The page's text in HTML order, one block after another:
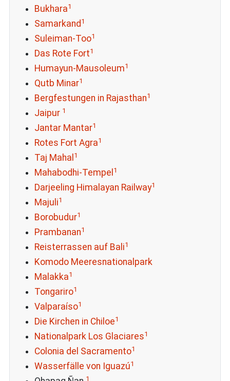
Bukhara1
Samarkand 1
Suleiman-Too1
Das Rote Fort1
Humayun-Mausoleum1
Qutb Minar1
Bergfestungen in Rajasthan1
Jaipur 1
Jantar Mantar1
Rotes Fort Agra1
Taj Mahal 1
Mahabodhi-Tempel 1
Darjeeling Himalayan Railway1
Majuli1
Borobudur1
Prambanan1
Reisterrassen auf Bali1
Komodo Meeresnationalpark
Malakka1
Tongariro1
Valparaíso1
Die Kirchen in Chiloe1
Nationalpark Los Glaciares1
Colonia del Sacramento1
Wasserfälle von Iguazú1
1